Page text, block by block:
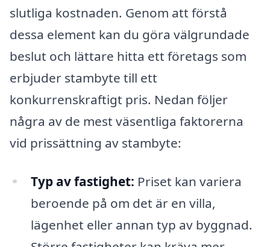
slutliga kostnaden. Genom att förstå
dessa element kan du göra välgrundade
beslut och lättare hitta ett företags som
erbjuder stambyte till ett
konkurrenskraftigt pris. Nedan följer
några av de mest väsentliga faktorerna
vid prissättning av stambyte:
Typ av fastighet: Priset kan variera
beroende på om det är en villa,
lägenhet eller annan typ av byggnad.